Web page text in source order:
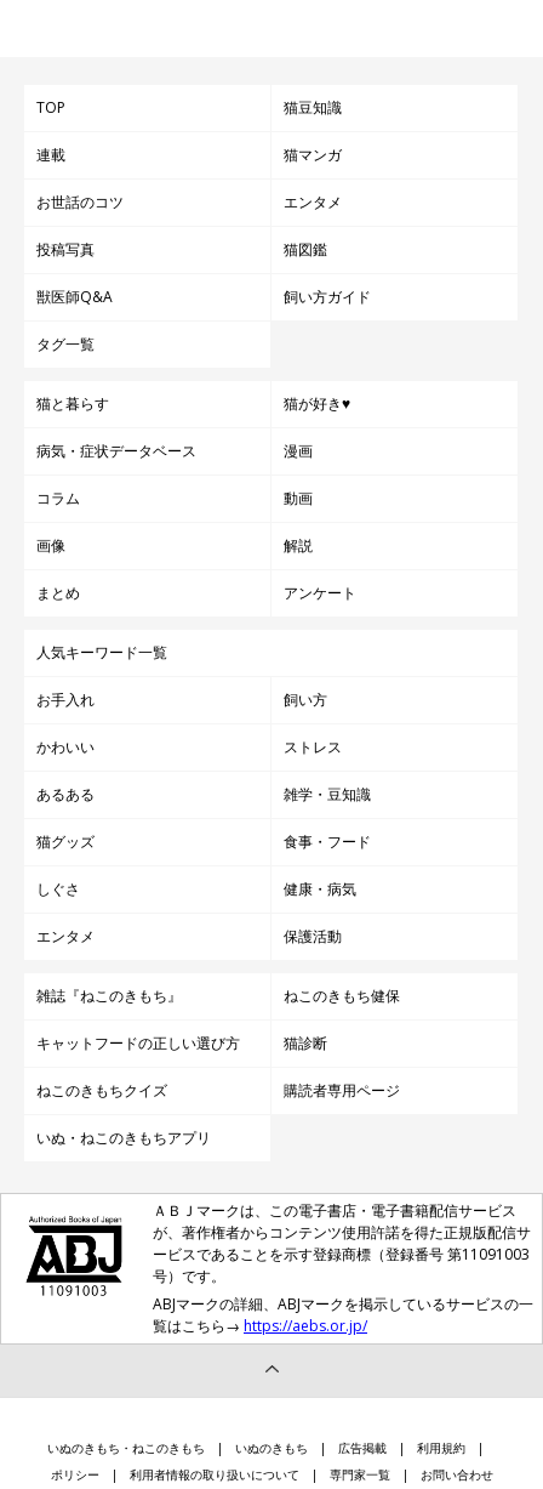
TOP 猫豆知識
連載 猫マンガ
お世話のコツ エンタメ
投稿写真 猫図鑑
獣医師Q&A 飼い方ガイド
タグ一覧
猫と暮らす 猫が好き♥
病気・症状データベース 漫画
コラム 動画
画像 解説
まとめ アンケート
人気キーワード一覧
お手入れ 飼い方
かわいい ストレス
あるある 雑学・豆知識
猫グッズ 食事・フード
しぐさ 健康・病気
エンタメ 保護活動
雑誌『ねこのきもち』 ねこのきもち健保
キャットフードの正しい選び方 猫診断
ねこのきもちクイズ 購読者専用ページ
いぬ・ねこのきもちアプリ
ＡＢＪマークは、この電子書店・電子書籍配信サービス
が、著作権者からコンテンツ使用許諾を得た正規版配信サ
ービスであることを示す登録商標（登録番号 第11091003
号）です。
ABJマークの詳細、ABJマークを掲示しているサービスの一
覧はこちら→ https://aebs.or.jp/
いぬのきもち・ねこのきもち いぬのきもち 広告掲載
利用規約
ポリシー
利用者情報の取り扱いについて 専門家一覧 お問い合わせ